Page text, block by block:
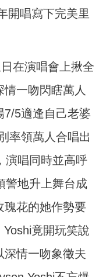
開唱寫下完美里
在演唱會上揪全
一吻閃瞎萬人
7/5適逢自己老婆
率領萬人合唱出
演唱同時並高呼
警地升上舞台成
瑰花的她作勢要
竟開玩笑說
深情一吻象徵夫